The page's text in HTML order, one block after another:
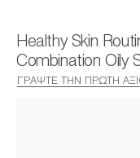
Healthy Skin
Combination Oily
ΓΡΆΨΤΕ ΤΗΝ ΠΡΏΤΗ